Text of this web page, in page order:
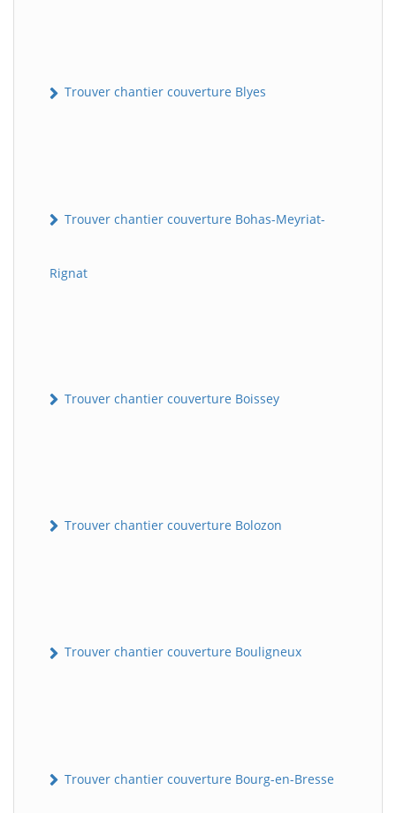
Trouver chantier couverture Blyes
Trouver chantier couverture Bohas-Meyriat-
Rignat
Trouver chantier couverture Boissey
Trouver chantier couverture Bolozon
Trouver chantier couverture Bouligneux
Trouver chantier couverture Bourg-en-Bresse